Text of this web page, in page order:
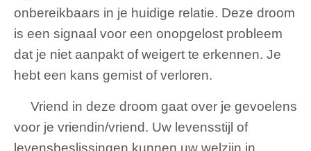
onbereikbaars in je huidige relatie. Deze droom
is een signaal voor een onopgelost probleem
dat je niet aanpakt of weigert te erkennen. Je
hebt een kans gemist of verloren.
Vriend in deze droom gaat over je gevoelens
voor je vriendin/vriend. Uw levensstijl of
levensbeslissingen kunnen uw welzijn in